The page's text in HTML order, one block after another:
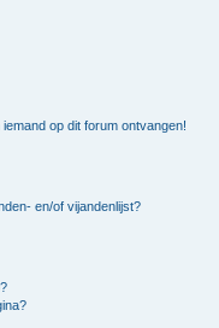
op dit forum ontvangen!
en/of vijandenlijst?